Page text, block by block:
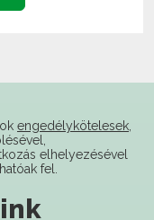
elhelyezésével
fel.